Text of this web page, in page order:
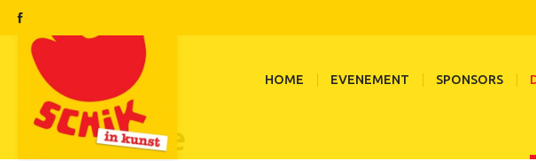
HOME EVENEMENT SPONSORS
rob sporre